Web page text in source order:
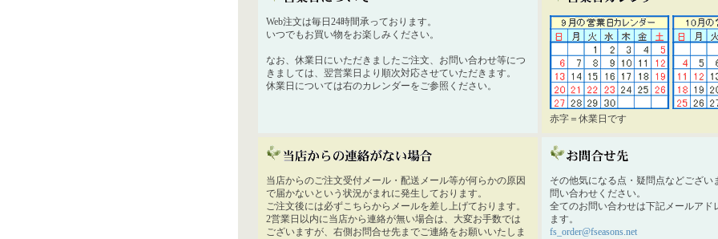
Web注文は毎日24時間承っております。
いつでもお買い物をお楽しみください。
なお、休業日にいただきましたご注文、お問い合わせ等につ
きましては、翌営業日より順次対応させていただきます。
休業日については右のカレンダーをご参照ください。
赤字＝休業日です
当店からのご注文受付メール・配送メール等が何らかの原因
で届かないという状況がまれに発生しております。
ご注文後には必ずこちらからメールを差し上げております。
2営業日以内に当店から連絡が無い場合は、大変お手数では
ございますが、右側お問合せ先までご連絡をお願いいたしま
その他気になる点・疑問点などござい
問い合わせください。
全てのお問い合わせは下記メールアド
ます。
fs_order@fseasons.net